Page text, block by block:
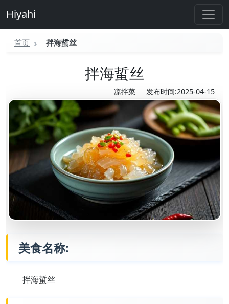
Hiyahi
首页 拌海蜇丝
拌海蜇丝
凉拌菜 发布时间:2025-04-15
美食名称:
拌海蜇丝